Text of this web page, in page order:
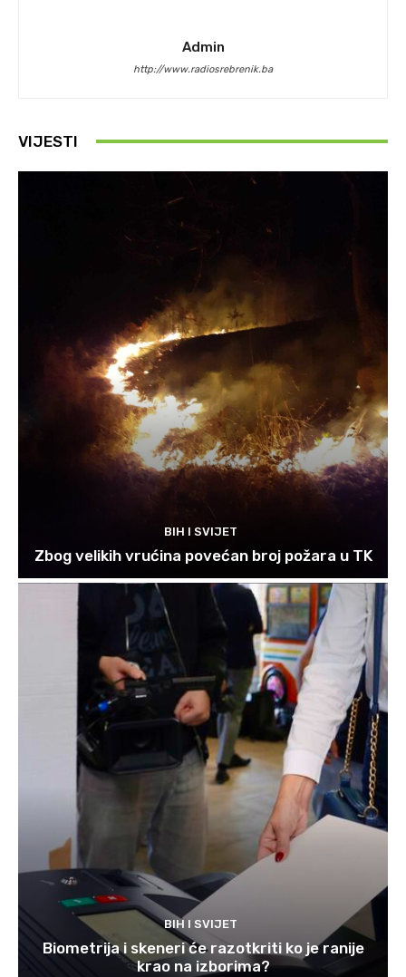
Admin
http://www.radiosrebrenik.ba
VIJESTI
BIH I SVIJET
Zbog velikih vrućina povećan broj požara u TK
BIH I SVIJET
Biometrija i skeneri će razotkriti ko je ranije
krao na izborima?